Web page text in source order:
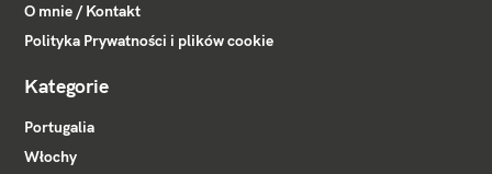
O mnie / Kontakt
Polityka Prywatności i plików cookie
Kategorie
Portugalia
Włochy